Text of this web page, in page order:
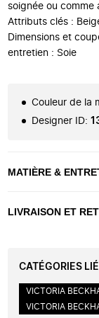
soignée ou comme
Attributs clés :
Dimensions et
entretien : Soie
Couleur de la
Designer ID:
MATIÈRE &
LIVRAISON ET
CATÉGORIES
VICTORIA
VICTORIA